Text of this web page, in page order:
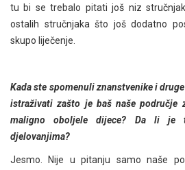
tu bi se trebalo pitati još niz
ostalih stručnjaka što još dodatno
skupo liječenje.
Kada ste spomenuli znanstvenike i
istraživati zašto je baš naše područje
maligno oboljele dijece? Da li je
djelovanjima?
Jesmo. Nije u pitanju samo naše